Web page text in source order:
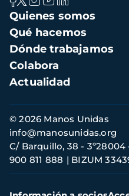
Navegación
principal
Quienes somos
Qué hacemos
Dónde trabajamos
Colabora
Actualidad
Información
de
contacto
© 2026 Manos Unidas
C/ Barquillo, 38 - 3º28004
900 811 888
BIZUM
info@manosunidas.org